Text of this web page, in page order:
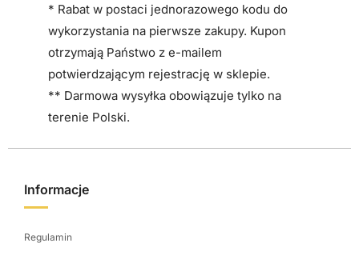
* Rabat w postaci jednorazowego kodu do
wykorzystania na pierwsze zakupy. Kupon
otrzymają Państwo z e-mailem
potwierdzającym rejestrację w sklepie.
** Darmowa wysyłka obowiązuje tylko na
terenie Polski.
Informacje
Regulamin